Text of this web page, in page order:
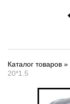
Каталог товаров »
20*1.5